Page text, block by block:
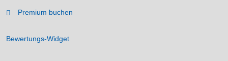
Premium buchen
Bewertungs-Widget